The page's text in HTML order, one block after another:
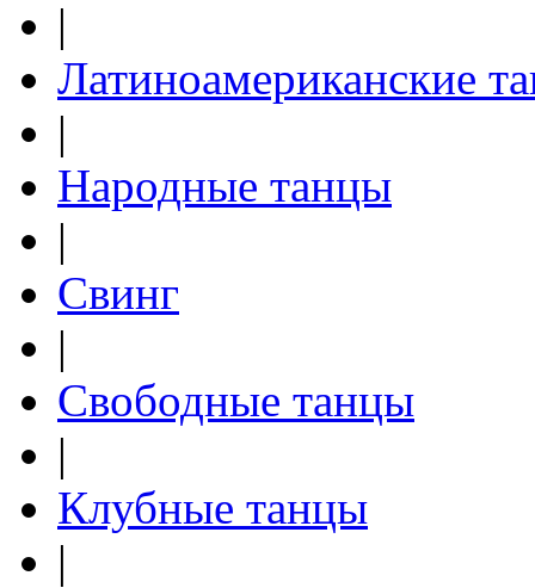
|
Латиноамериканские
|
Народные танцы
|
Свинг
|
Свободные танцы
|
Клубные танцы
|